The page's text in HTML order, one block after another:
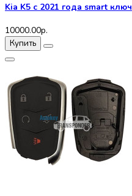
Kia K5 с 2021 года smart ключ
10000.00р.
Купить